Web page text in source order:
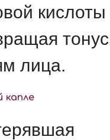
кислоты
тонус
лица.
капле